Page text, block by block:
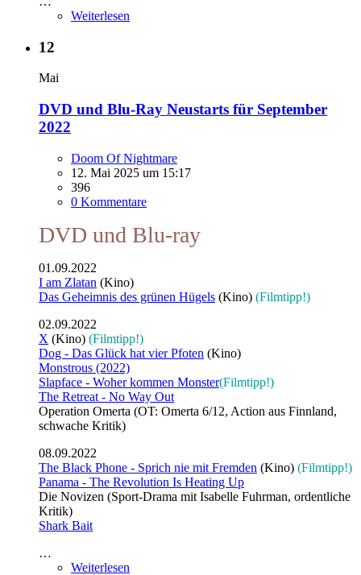
Weiterlesen
12
Mai
DVD und Blu-Ray Neustarts für September
2022
Doom Of Nightmare
12. Mai 2025 um 15:17
396
0 Kommentare
DVD und Blu-ray
01.09.2022
I am Zlatan (Kino)
Das Geheimnis des grünen Hügels (Kino) (Filmtipp!)
02.09.2022
X (Kino) (Filmtipp!)
Dog - Das Glück hat vier Pfoten (Kino)
Monstrous (2022)
Slapface - Woher kommen Monster(Filmtipp!)
The Retreat - No Way Out
Operation Omerta (OT: Omerta 6/12, Action aus Finnland,
schwache Kritik)
08.09.2022
The Black Phone - Sprich nie mit Fremden (Kino) (Filmtipp!)
Panama - The Revolution Is Heating Up
Die Novizen (Sport-Drama mit Isabelle Fuhrman, ordentliche
Kritik)
Shark Bait
…
Weiterlesen